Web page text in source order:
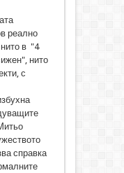
реално
в "4
нито
с
справка